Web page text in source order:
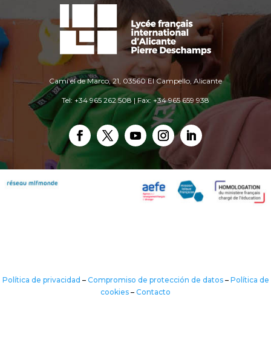
Camí el de Marco, 21, 03560 El Campello, Alicante
Tel: +34 965 262 508 | Fax: +34 965 659 938
Política de privacidad – Compromiso de protección de datos– Política de
cookies – Contacto